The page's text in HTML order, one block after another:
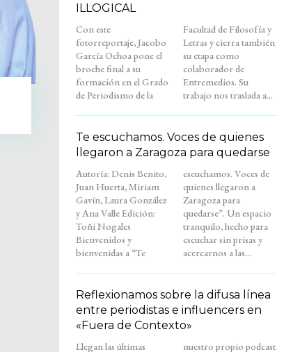
ILLOGICAL
Con este
fotorreportaje, Jacobo
García Ochoa pone el
broche final a su
formación en el Grado
de Periodismo de la
Facultad de Filosofía y
Letras y cierra también
su etapa como
colaborador de
Entremedios. Su
trabajo nos traslada a...
Te escuchamos. Voces de quienes
llegaron a Zaragoza para quedarse
Autoría: Denis Benito,
Juan Huerta, Miriam
Gavín, Laura González
y Ana Valle Edición:
Toñi Nogales
Bienvenidos y
bienvenidas a “Te
escuchamos. Voces de
quienes llegaron a
Zaragoza para
quedarse”. Un espacio
tranquilo, hecho para
escuchar sin prisas y
acercarnos a las...
Reflexionamos sobre la difusa línea
entre periodistas e influencers en
«Fuera de Contexto»
Llegan las últimas
nuestro propio podcast